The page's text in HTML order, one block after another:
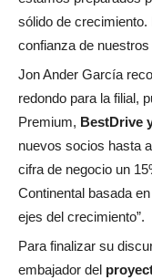
sólido de
confianza de
Jon Ander García
redondo para la filial,
Premium, BestDrive
nuevos socios hasta
cifra de negocio un
Continental basada
ejes del crecimiento”.
Para finalizar su
embajador del